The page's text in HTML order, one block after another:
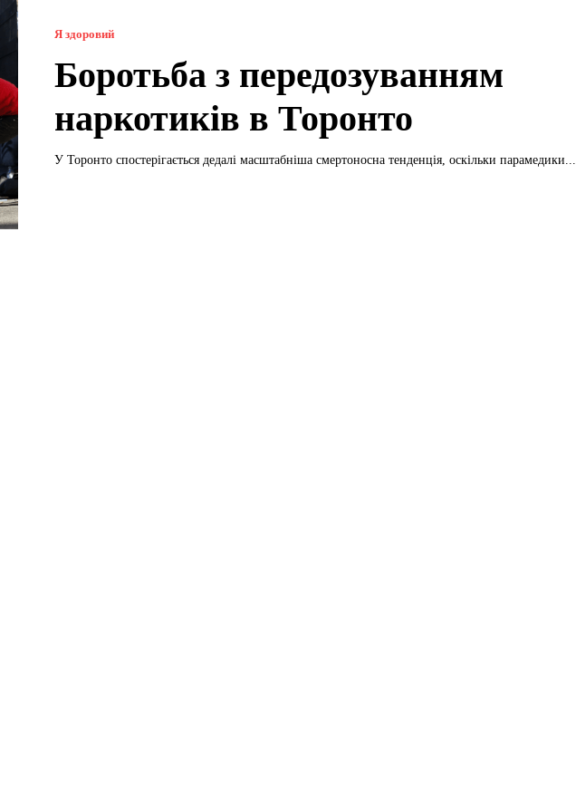
Я здоровий
Боротьба з передозуванням
наркотиків в Торонто
У Торонто спостерігається дедалі масштабніша смертоносна тенденція, оскільки парамедики...